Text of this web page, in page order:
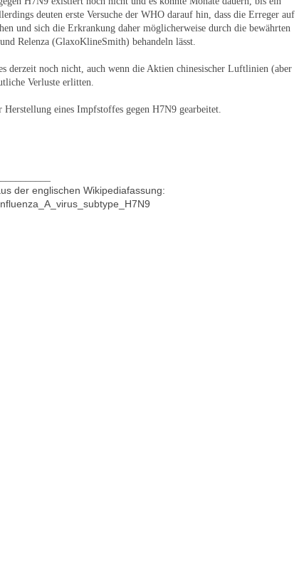
deuten erste Versuche der WHO darauf hin, dass die Erreger auf
und sich die Erkrankung daher möglicherweise durch die bewährten
Relenza (GlaxoKlineSmith) behandeln lässt.
derzeit noch nicht, auch wenn die Aktien chinesischer Luftlinien (aber
Verluste erlitten.
eines Impfstoffes gegen H7N9 gearbeitet.
der englischen Wikipediafassung: